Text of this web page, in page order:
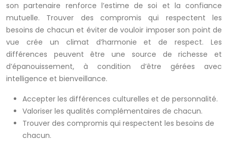
son partenaire renforce l’estime de soi et la confiance
mutuelle. Trouver des compromis qui respectent les
besoins de chacun et éviter de vouloir imposer son point de
vue crée un climat d’harmonie et de respect. Les
différences peuvent être une source de richesse et
d’épanouissement, à condition d’être gérées avec
intelligence et bienveillance.
Accepter les différences culturelles et de personnalité.
Valoriser les qualités complémentaires de chacun.
Trouver des compromis qui respectent les besoins de
chacun.